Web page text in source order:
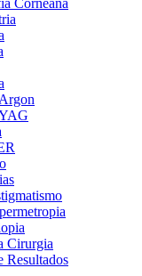
Corneana
Cirurgia
Resultados